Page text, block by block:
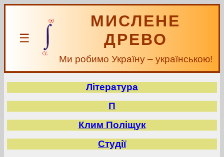
☰
МИСЛЕНЕ
ДРЕВО
Ми робимо Україну – українською!
Література
П
Клим Поліщук
Студії